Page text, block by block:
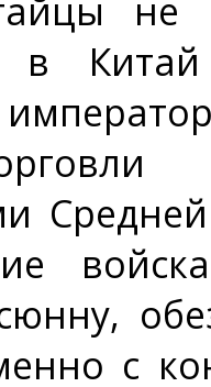
не
в
с